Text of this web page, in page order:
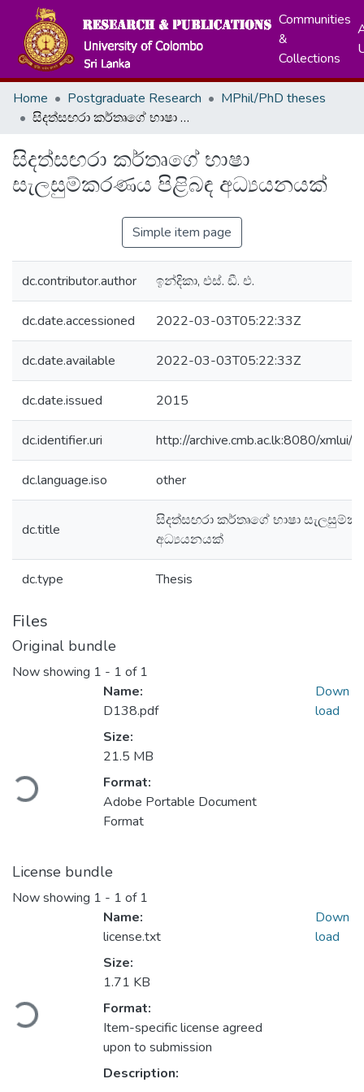
Communities
&
Collections
Home Postgraduate Research
MPhil/PhD theses
සිදත්සඟරා කර්තෘගේ භාෂා සැලසුම්කරණය පිළිබඳ අධ්‍යයනයක්
සිදත්සඟරා කර්තෘගේ භාෂා
සැලසුම්කරණය පිළිබඳ අධ්‍යයනයක්
Simple item page
dc.contributor.author ඉන්දිකා, එස්. ඩී. එ.
dc.date.accessioned 2022-03-03T05:22:33Z
dc.date.available 2022-03-03T05:22:33Z
dc.date.issued 2015
dc.identifier.uri http://archive.cmb.ac.lk:8080/
dc.language.iso other
dc.title
සිදත්සඟරා කර්තෘගේ භාෂා
අධ්‍යයනයක්
dc.type Thesis
Files
Original bundle
Now showing 1 - 1 of 1
Name:
D138.pdf
Size:
21.5 MB
Format:
Adobe Portable Document
Format
Down
load
License bundle
Now showing 1 - 1 of 1
Name:
license.txt
Size:
1.71 KB
Format:
Item-specific license agreed
upon to submission
Description:
Down
load